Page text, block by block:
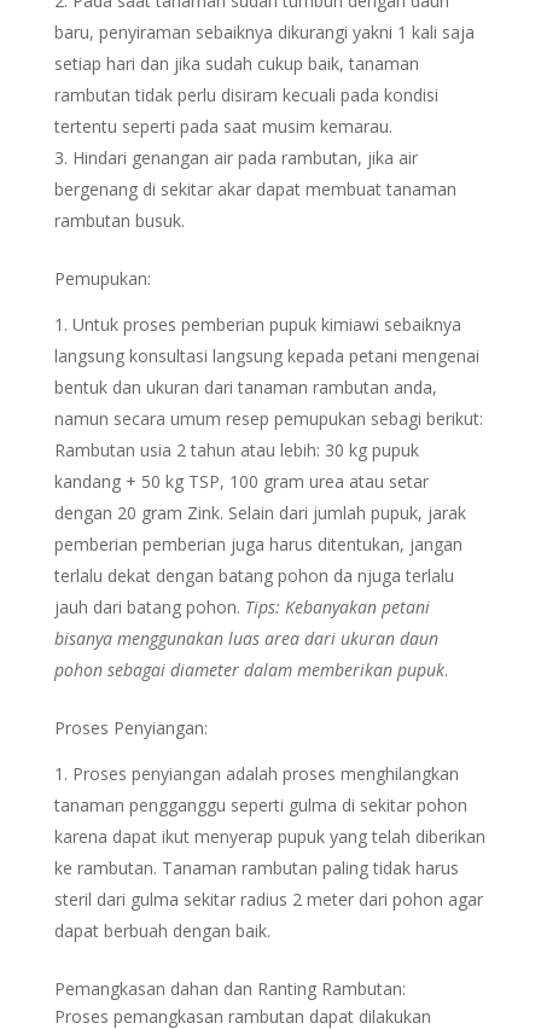
baru, penyiraman sebaiknya dikurangi yakni 1 kali saja
setiap hari dan jika sudah cukup baik, tanaman
rambutan tidak perlu disiram kecuali pada kondisi
tertentu seperti pada saat musim kemarau.
Hindari genangan air pada rambutan, jika air
bergenang di sekitar akar dapat membuat tanaman
rambutan busuk.
Pemupukan:
Untuk proses pemberian pupuk kimiawi sebaiknya
langsung konsultasi langsung kepada petani mengenai
bentuk dan ukuran dari tanaman rambutan anda,
namun secara umum resep pemupukan sebagi berikut:
Rambutan usia 2 tahun atau lebih: 30 kg pupuk
kandang + 50 kg TSP, 100 gram urea atau setar
dengan 20 gram Zink. Selain dari jumlah pupuk, jarak
pemberian pemberian juga harus ditentukan, jangan
terlalu dekat dengan batang pohon da njuga terlalu
jauh dari batang pohon. Tips: Kebanyakan petani
bisanya menggunakan luas area dari ukuran daun
pohon sebagai diameter dalam memberikan pupuk.
Proses Penyiangan:
Proses penyiangan adalah proses menghilangkan
tanaman pengganggu seperti gulma di sekitar pohon
karena dapat ikut menyerap pupuk yang telah diberikan
ke rambutan. Tanaman rambutan paling tidak harus
steril dari gulma sekitar radius 2 meter dari pohon agar
dapat berbuah dengan baik.
Pemangkasan dahan dan Ranting Rambutan:
Proses pemangkasan rambutan dapat dilakukan